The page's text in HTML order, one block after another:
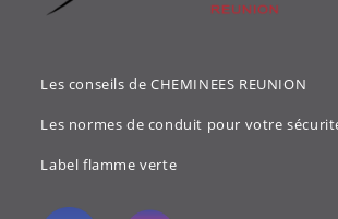
Les conseils de CHEMINEES REUNION
Les normes de conduit pour votre
Label flamme verte